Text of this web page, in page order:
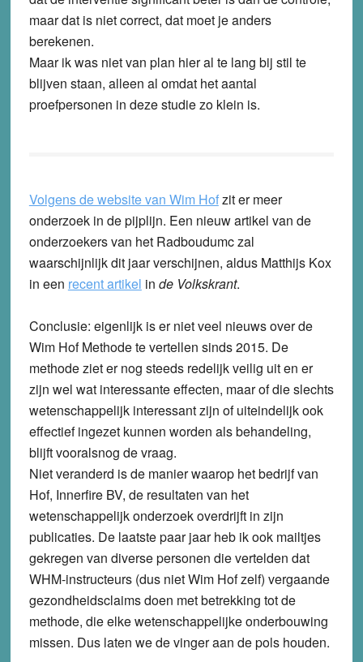
maar dat is niet correct, dat moet je anders
berekenen.
Maar ik was niet van plan hier al te lang bij stil te
blijven staan, alleen al omdat het aantal
proefpersonen in deze studie zo klein is.
Volgens de website van Wim Hofzit er meer
onderzoek in de pijplijn. Een nieuw artikel van de
onderzoekers van het Radboudumc zal
waarschijnlijk dit jaar verschijnen, aldus Matthijs Kox
in een recent artikel in de Volkskrant.
Conclusie: eigenlijk is er niet veel nieuws over de
Wim Hof Methode te vertellen sinds 2015. De
methode ziet er nog steeds redelijk veilig uit en er
zijn wel wat interessante effecten, maar of die slechts
wetenschappelijk interessant zijn of uiteindelijk ook
effectief ingezet kunnen worden als behandeling,
blijft vooralsnog de vraag.
Niet veranderd is de manier waarop het bedrijf van
Hof, Innerfire BV, de resultaten van het
wetenschappelijk onderzoek overdrijft in zijn
publicaties. De laatste paar jaar heb ik ook mailtjes
gekregen van diverse personen die vertelden dat
WHM-instructeurs (dus niet Wim Hof zelf) vergaande
gezondheidsclaims doen met betrekking tot de
methode, die elke wetenschappelijke onderbouwing
missen. Dus laten we de vinger aan de pols houden.